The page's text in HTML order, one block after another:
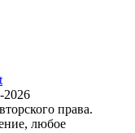
права.
любое